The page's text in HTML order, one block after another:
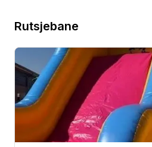
Rutsjebane